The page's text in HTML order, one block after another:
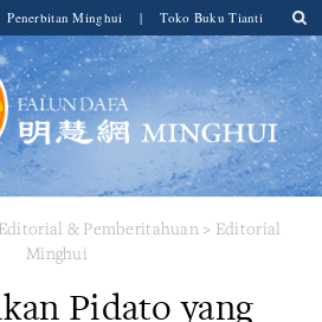
Penerbitan Minghui | Toko Buku Tianti
Editorial & Pemberitahuan > Editorial
Minghui
Pidato yang